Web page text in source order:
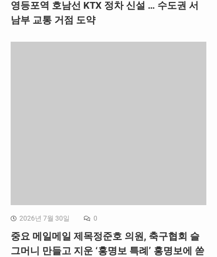
영등포역 호남선 KTX 정차 신설 … 수도권 서
남부 교통 거점 도약
2026년 7월 30일 0
중요 메일메일 제목정준호 의원, 축구협회 슬
그머니 만들고 지운 ‘홍명보 특례’ 홍명보에 쏟